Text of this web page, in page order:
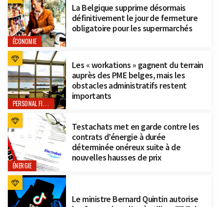
ÉCONOMIE
La Belgique supprime désormais
définitivement le jour de fermeture
obligatoire pour les supermarchés
PERSONAL FINANCE
Les « workations » gagnent du terrain
auprès des PME belges, mais les
obstacles administratifs restent
importants
ÉNERGIE
Testachats met en garde contre les
contrats d’énergie à durée
déterminée onéreux suite à de
nouvelles hausses de prix
Le ministre Bernard Quintin autorise